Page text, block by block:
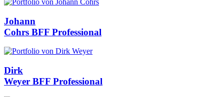
Johann
Cohrs BFF Professional
Dirk
Weyer BFF Professional